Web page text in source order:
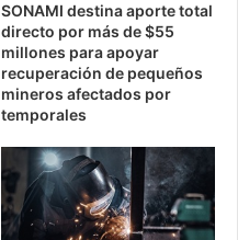
SONAMI destina aporte total
directo por más de $55
millones para apoyar
recuperación de pequeños
mineros afectados por
temporales